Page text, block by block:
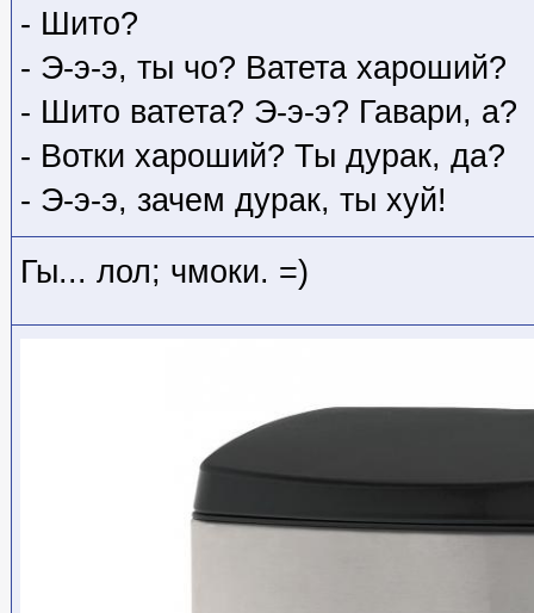
- Шито?
- Э-э-э, ты чо? Ватета хароший?
- Шито ватета? Э-э-э? Гавари, а?
- Вотки хароший? Ты дурак, да?
- Э-э-э, зачем дурак, ты хуй!
Гы... лол; чмоки. =)